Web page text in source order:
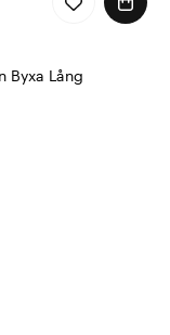
Byxa Lång